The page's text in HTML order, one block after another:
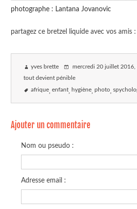
photographe : Lantana Jovanovic
partagez ce bretzel liquide avec vos amis
yves brette mercredi 20 juillet 2016
tout devient pénible
afrique enfant hygiène photo
Ajouter un commentaire
Nom ou pseudo :
Adresse email :